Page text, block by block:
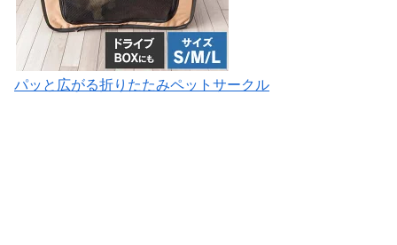
パッと広がる折りたたみペットサークル